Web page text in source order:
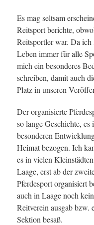
Es mag seltsam
Reitsport berichte,
Reitsportler war. Da ich
Leben immer für alle
mich ein besonderes
schreiben, damit auch
Platz in unseren
Der organisierte
so lange Geschichte,
besonderen
Heimat bezogen. Ich
es in vielen
Laage, erst ab der
Pferdesport organisiert
auch in Laage noch
Reitverein ausgab bzw.
Sektion besaß.